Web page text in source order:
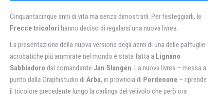
Cinquantacinque anni di vita ma senza dimostrarli. Per festeggiarli, le
Frecce tricolori hanno deciso di regalarsi una nuova livrea.
La presentazione della nuova versione degli aerei di una delle pattuglie
acrobatiche più ammirate nel mondo è stata fatta a Lignano
Sabbiadoro dal comandante Jan Slangen. La nuova livrea – messa a
punto dalla Graphistudio di Arba, in provincia di Pordenone – riprende
il tricolore precedente lungo la carlinga del velivolo che però ora